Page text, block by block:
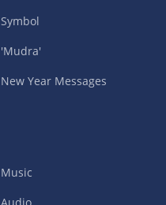
Symbol
'Mudra'
New Year Messages
Music